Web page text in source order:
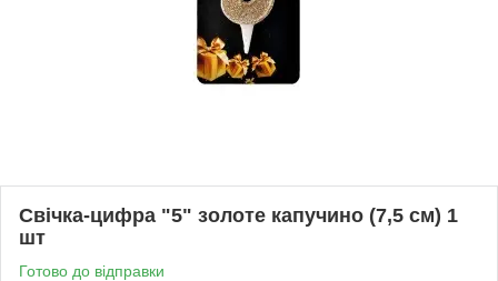
Свічка-цифра "5" золоте капучино (7,5 см) 1
шт
Готово до відправки